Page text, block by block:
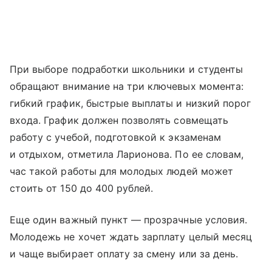
При выборе подработки школьники и студенты
обращают внимание на три ключевых момента:
гибкий график, быстрые выплаты и низкий порог
входа. График должен позволять совмещать
работу с учебой, подготовкой к экзаменам
и отдыхом, отметила Ларионова. По ее словам,
час такой работы для молодых людей может
стоить от 150 до 400 рублей.
Еще один важный пункт — прозрачные условия.
Молодежь не хочет ждать зарплату целый месяц
и чаще выбирает оплату за смену или за день.